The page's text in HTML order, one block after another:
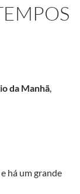
da Manhã
há um grande